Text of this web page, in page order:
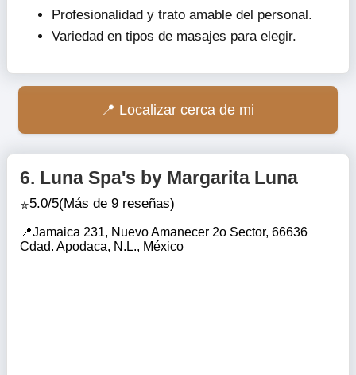
Profesionalidad y trato amable del personal.
Variedad en tipos de masajes para elegir.
Localizar cerca de mi
6. Luna Spa's by Margarita Luna
5.0/5(Más de 9 reseñas)
Jamaica 231, Nuevo Amanecer 2o Sector, 66636
Cdad. Apodaca, N.L., México